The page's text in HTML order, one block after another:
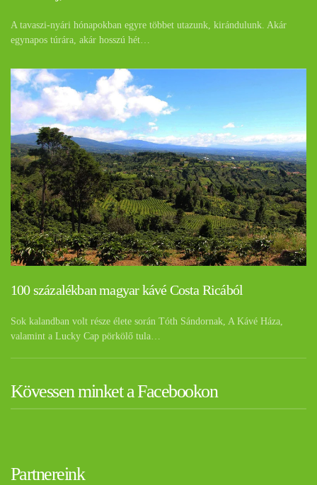
A tavaszi-nyári hónapokban egyre többet utazunk, kirándulunk. Akár
egynapos túrára, akár hosszú hét…
100 százalékban magyar kávé Costa Ricából
Sok kalandban volt része élete során Tóth Sándornak, A Kávé Háza,
valamint a Lucky Cap pörkölő tula…
Kövessen minket a Facebookon
Partnereink